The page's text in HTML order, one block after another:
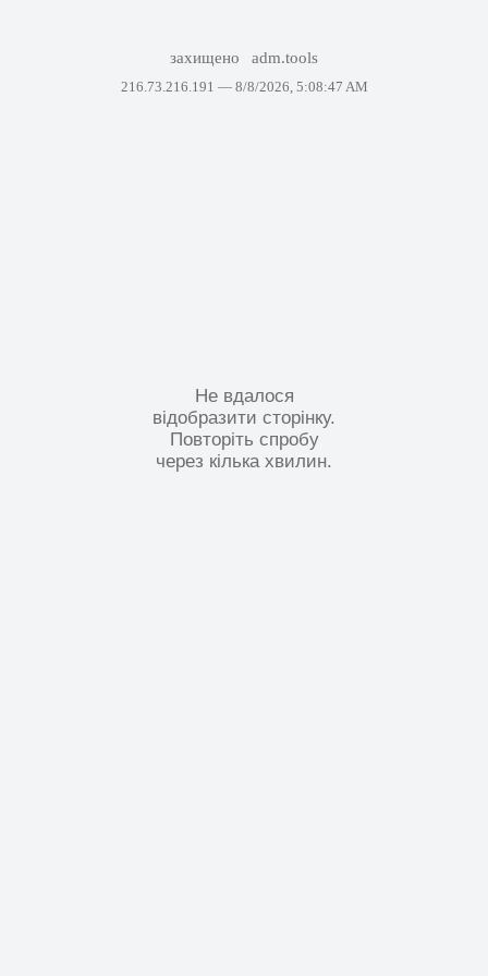
захищено adm.tools
216.73.216.191 — 8/8/2026, 5:08:47 AM
Не вдалося
відобразити сторінку.
Повторіть спробу
через кілька хвилин.